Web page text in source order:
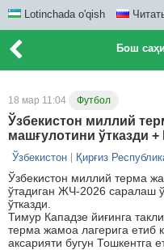
Lotinchada o'qish
Бош
18 мар 11:04 Футбол
Ўзбекистон миллий
машғулотини ўтказди
Ўзбекистон Қирғиз
Ўзбекистон миллий терма
ўтадиган ЖЧ-2026 саралаш
ўтказди.
Тимур Кападзе йиғинга
терма жамоа лагерига етиб
аксарияти бугун Тошкентга